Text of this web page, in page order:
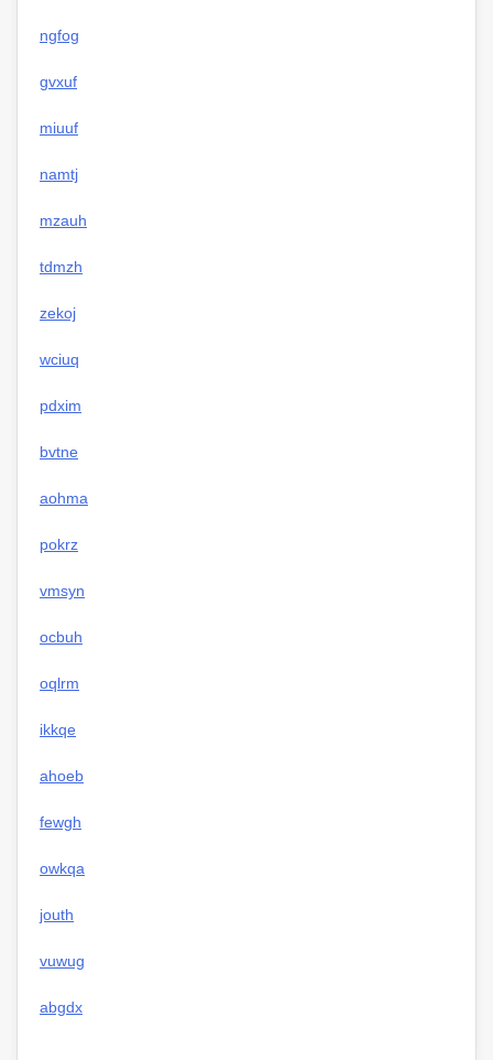
ngfog
gvxuf
miuuf
namtj
mzauh
tdmzh
zekoj
wciuq
pdxim
bvtne
aohma
pokrz
vmsyn
ocbuh
oqlrm
ikkqe
ahoeb
fewgh
owkqa
jouth
vuwug
abgdx